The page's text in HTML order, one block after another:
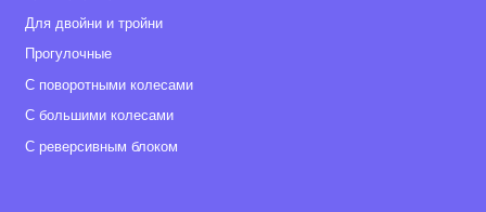
Для двойни и тройни
Прогулочные
С поворотными колесами
С большими колесами
С реверсивным блоком